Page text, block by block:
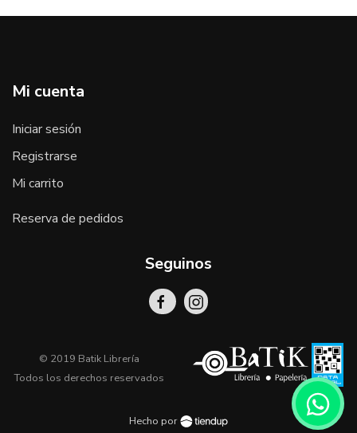
Mi cuenta
Iniciar sesión
Registrarse
Mi carrito
Reserva de pedidos
Seguinos
© 2019 Batik Librería
Todos los derechos reservados
Hecho por